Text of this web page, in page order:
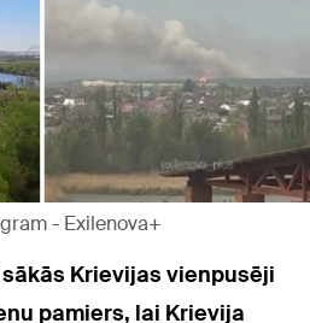
- Exilenova+
Krievijas vienpusēji
pamiers, lai Krievija